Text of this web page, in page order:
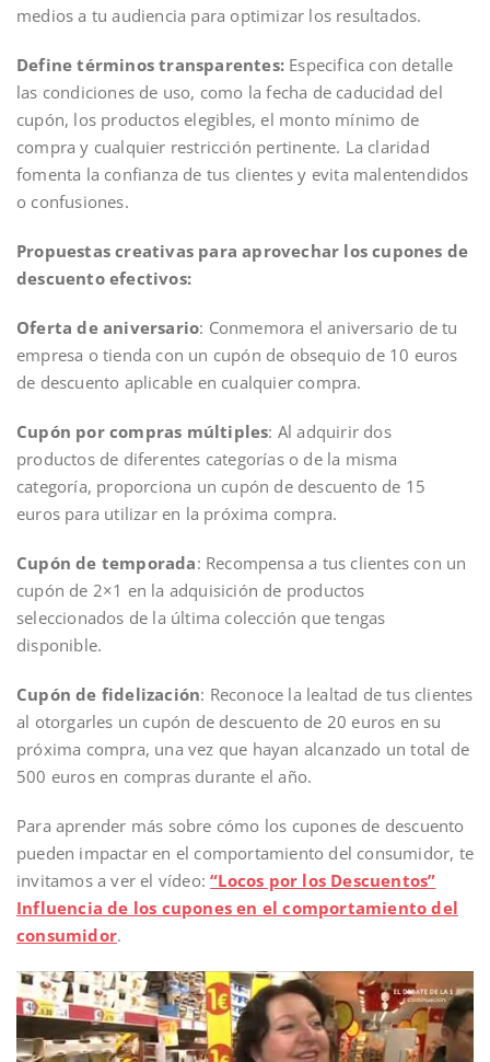
medios a tu audiencia para optimizar los resultados.
Define términos transparentes: Especifica con detalle
las condiciones de uso, como la fecha de caducidad del
cupón, los productos elegibles, el monto mínimo de
compra y cualquier restricción pertinente. La claridad
fomenta la confianza de tus clientes y evita malentendidos
o confusiones.
Propuestas creativas para aprovechar los cupones de
descuento efectivos:
Oferta de aniversario: Conmemora el aniversario de tu
empresa o tienda con un cupón de obsequio de 10 euros
de descuento aplicable en cualquier compra.
Cupón por compras múltiples: Al adquirir dos
productos de diferentes categorías o de la misma
categoría, proporciona un cupón de descuento de 15
euros para utilizar en la próxima compra.
Cupón de temporada: Recompensa a tus clientes con un
cupón de 2×1 en la adquisición de productos
seleccionados de la última colección que tengas
disponible.
Cupón de fidelización: Reconoce la lealtad de tus clientes
al otorgarles un cupón de descuento de 20 euros en su
próxima compra, una vez que hayan alcanzado un total de
500 euros en compras durante el año.
Para aprender más sobre cómo los cupones de descuento
pueden impactar en el comportamiento del consumidor, te
invitamos a ver el vídeo:“Locos por los Descuentos”
Influencia de los cupones en el comportamiento del
consumidor.